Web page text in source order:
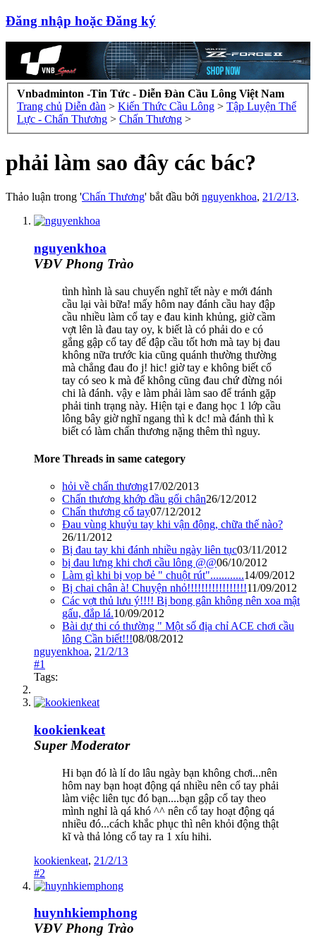
Đăng nhập hoặc Đăng ký
Vnbadminton -Tin Tức - Diễn Đàn Cầu Lông Việt Nam
Trang chủ Diễn đàn > Kiến Thức Cầu Lông > Tập Luyện Thể
Lực - Chấn Thương > Chấn Thương >
phải làm sao đây các bác?
Thảo luận trong 'Chấn Thương' bắt đầu bởi nguyenkhoa, 21/2/13.
nguyenkhoa
VĐV Phong Trào
tình hình là sau chuyến nghĩ tết này e mới đánh
cầu lại vài bữa! mấy hôm nay đánh cầu hay đập
cầu nhiều làm cổ tay e đau kinh khủng, giờ cầm
vợt lên là đau tay oy, k biết là có phải do e có
gắng gập cổ tay để đập cầu tốt hơn mà tay bị đau
không nữa trước kia cũng quánh thường thường
mà chẳng đau đo j! hic! giờ tay e không biết cổ
tay có seo k mà để không cũng đau chứ đừng nói
chi là đánh. vậy e làm phải làm sao để tránh gặp
phải tinh trạng này. Hiện tại e đang học 1 lớp cầu
lông bây giờ nghĩ ngang thì k dc! mà đánh thì k
biết có làm chấn thương nặng thêm thì nguy.
More Threads in same category
hỏi về chấn thương17/02/2013
Chấn thương khớp đầu gối chân26/12/2012
Chấn thương cổ tay07/12/2012
Đau vùng khuỷu tay khi vận động, chữa thế nào?
26/11/2012
Bị đau tay khi đánh nhiều ngày liên tục03/11/2012
bị đau lưng khi chơi cầu lông @@06/10/2012
Làm gì khi bị vọp bẻ " chuột rút"............14/09/2012
Bị chai chân à! Chuyện nhỏ!!!!!!!!!!!!!!!!!11/09/2012
Các vợt thủ lưu ý!!!! Bị bong gân không nên xoa mật
gấu, đắp lá.10/09/2012
Bài dự thi có thường " Một số địa chỉ ACE chơi cầu
lông Cần biết!!!08/08/2012
nguyenkhoa, 21/2/13
#1
Tags:
kookienkeat
Super Moderator
Hi bạn đó là lí do lâu ngày bạn không chơi...nên
hôm nay bạn hoạt động qá nhiều nên cổ tay phải
làm việc liên tục đó bạn....bạn gập cổ tay theo
mình nghỉ là qá khó ^^ nên cổ tay hoạt động qá
nhiều đó...cách khắc phục thì nên khỏi động thật
kĩ và thả lỏng cổ tay ra 1 xíu hihi.
kookienkeat, 21/2/13
#2
huynhkiemphong
VĐV Phong Trào